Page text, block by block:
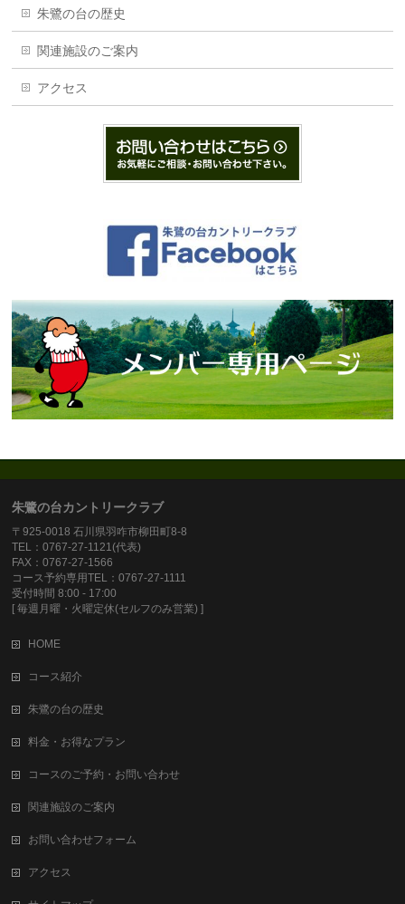
朱鷺の台の歴史
関連施設のご案内
アクセス
朱鷺の台カントリークラブ
〒925-0018 石川県羽咋市柳田町8-8
TEL：0767-27-1121(代表)
FAX：0767-27-1566
コース予約専用TEL：0767-27-1111
受付時間 8:00 - 17:00
[ 毎週月曜・火曜定休(セルフのみ営業) ]
HOME
コース紹介
朱鷺の台の歴史
料金・お得なプラン
コースのご予約・お問い合わせ
関連施設のご案内
お問い合わせフォーム
アクセス